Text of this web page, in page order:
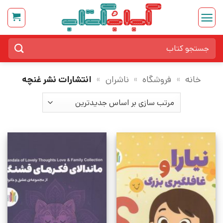
Skip
content
برای:
خانه » فروشگاه » ناشران » انتشارات نشر غنچه